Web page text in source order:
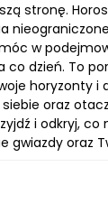
stronę.
w
dzień. To
horyzonty i
siebie oraz
i odkryj, co
gwiazdy oraz